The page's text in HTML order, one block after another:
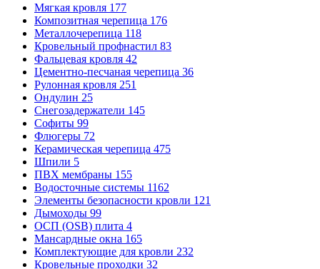
Мягкая кровля 177
Композитная черепица 176
Металлочерепица 118
Кровельный профнастил 83
Фальцевая кровля 42
Цементно-песчаная черепица 36
Рулонная кровля 251
Ондулин 25
Снегозадержатели 145
Софиты 99
Флюгеры 72
Керамическая черепица 475
Шпили 5
ПВХ мембраны 155
Водосточные системы 1162
Элементы безопасности кровли 121
Дымоходы 99
ОСП (OSB) плита 4
Мансардные окна 165
Комплектующие для кровли 232
Кровельные проходки 32